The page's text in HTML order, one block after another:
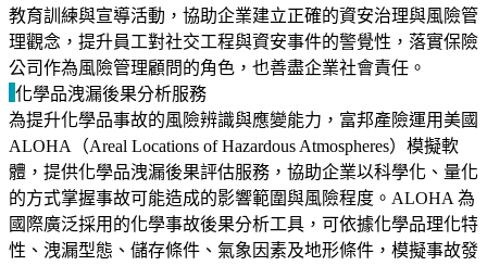
教育訓練與宣導活動，協助企業建立正確的資安治理與風險管
理觀念，提升員工對社交工程與資安事件的警覺性，落實保險
公司作為風險管理顧問的角色，也善盡企業社會責任。
化學品洩漏後果分析服務
為提升化學品事故的風險辨識與應變能力，富邦產險運用美國
ALOHA（Areal Locations of Hazardous Atmospheres）模擬軟
體，提供化學品洩漏後果評估服務，協助企業以科學化、量化
的方式掌握事故可能造成的影響範圍與風險程度。ALOHA 為
國際廣泛採用的化學事故後果分析工具，可依據化學品理化特
性、洩漏型態、儲存條件、氣象因素及地形條件，模擬事故發